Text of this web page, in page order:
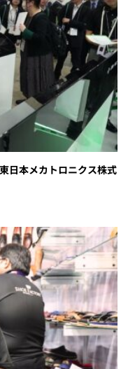
日本メカトロニクス株式